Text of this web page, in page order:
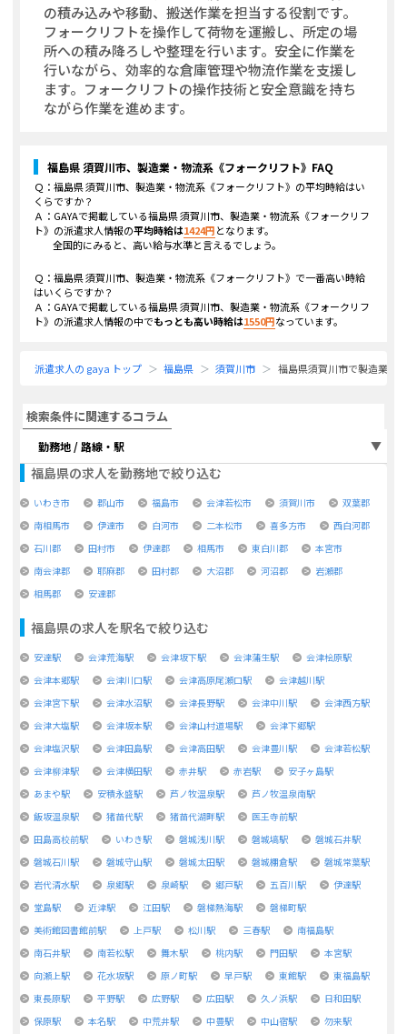
の積み込みや移動、搬送作業を担当する役割です。
フォークリフトを操作して荷物を運搬し、所定の場
所への積み降ろしや整理を行います。安全に作業を
行いながら、効率的な倉庫管理や物流作業を支援し
ます。フォークリフトの操作技術と安全意識を持ち
ながら作業を進めます。
福島県 須賀川市、製造業・物流系《フォークリフト》 FAQ
Ｑ： 福島県 須賀川市、製造業・物流系《フォークリフト》 の平均時給はい
くらですか？
Ａ：GAYAで掲載している福島県 須賀川市、製造業・物流系《フォークリフ
ト》 の派遣求人情報の平均時給は1424円となります。
全国的にみると、高い給与水準と言えるでしょう。
Ｑ： 福島県 須賀川市、製造業・物流系《フォークリフト》 で一番高い時給
はいくらですか？
Ａ：GAYAで掲載している福島県 須賀川市、製造業・物流系《フォークリフ
ト》 の派遣求人情報の中でもっとも高い時給は1550円なっています。
派遣求人の gaya トップ 福島県 須賀川市 福島県須賀川市で製造業・
検索条件に関連するコラム
勤務地 / 路線・駅
福島県の求人を勤務地で絞り込む
いわき市 郡山市 福島市 会津若松市 須賀川市
双葉郡
南相馬市
伊達市 白河市 二本松市 喜多方市
西白河郡
石川郡
田村市 伊達郡 相馬市 東白川郡
本宮市
南会津郡
耶麻郡 田村郡 大沼郡 河沼郡
岩瀬郡
相馬郡
安達郡
福島県の求人を駅名で絞り込む
安達駅 会津荒海駅 会津坂下駅 会津蒲生駅
会津桧原駅
会津本郷駅
会津川口駅 会津高原尾瀬口駅
会津越川駅
会津宮下駅
会津水沼駅 会津長野駅 会津中川駅
会津西方駅
会津大塩駅
会津坂本駅 会津山村道場駅
会津下郷駅
会津塩沢駅
会津田島駅 会津高田駅 会津豊川駅
会津若松駅
会津柳津駅
会津横田駅 赤井駅 赤岩駅
安子ヶ島駅
あまや駅
安積永盛駅 芦ノ牧温泉駅
芦ノ牧温泉南駅
飯坂温泉駅
猪苗代駅 猪苗代湖畔駅
医王寺前駅
田島高校前駅
いわき駅 磐城浅川駅 磐城塙駅
磐城石井駅
磐城石川駅
磐城守山駅 磐城太田駅 磐城棚倉駅
磐城常葉駅
岩代清水駅
泉郷駅 泉崎駅 郷戸駅 五百川駅
伊達駅
堂島駅
近津駅 江田駅 磐梯熱海駅
磐梯町駅
美術館図書館前駅
上戸駅 松川駅 三春駅
南福島駅
南石井駅
南若松駅 舞木駅 桃内駅 門田駅
本宮駅
向瀬上駅
花水坂駅 原ノ町駅 早戸駅 東館駅
東福島駅
東長原駅
平野駅 広野駅 広田駅 久ノ浜駅
日和田駅
保原駅
本名駅 中荒井駅 中豊駅 中山宿駅 勿来駅